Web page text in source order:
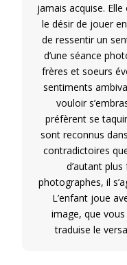
jamais acquise.
le désir de jouer
de ressentir un
d’une séance
frères et soeurs
sentiments
vouloir
préfèrent se
sont reconnus
contradictoires
d’autant
photographes, il
L’enfant joue
image, que
traduise le